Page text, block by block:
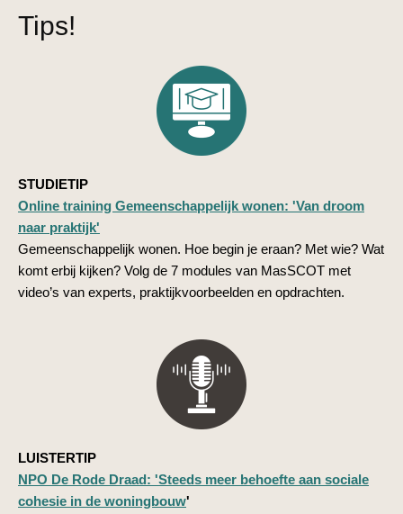
Tips!
STUDIETIP
Online training Gemeenschappelijk wonen: 'Van droom
naar praktijk'
Gemeenschappelijk wonen. Hoe begin je eraan? Met wie? Wat
komt erbij kijken? Volg de 7 modules van MasSCOT met
video’s van experts, praktijkvoorbeelden en opdrachten.
LUISTERTIP
NPO De Rode Draad: 'Steeds meer behoefte aan sociale
cohesie in de woningbouw'